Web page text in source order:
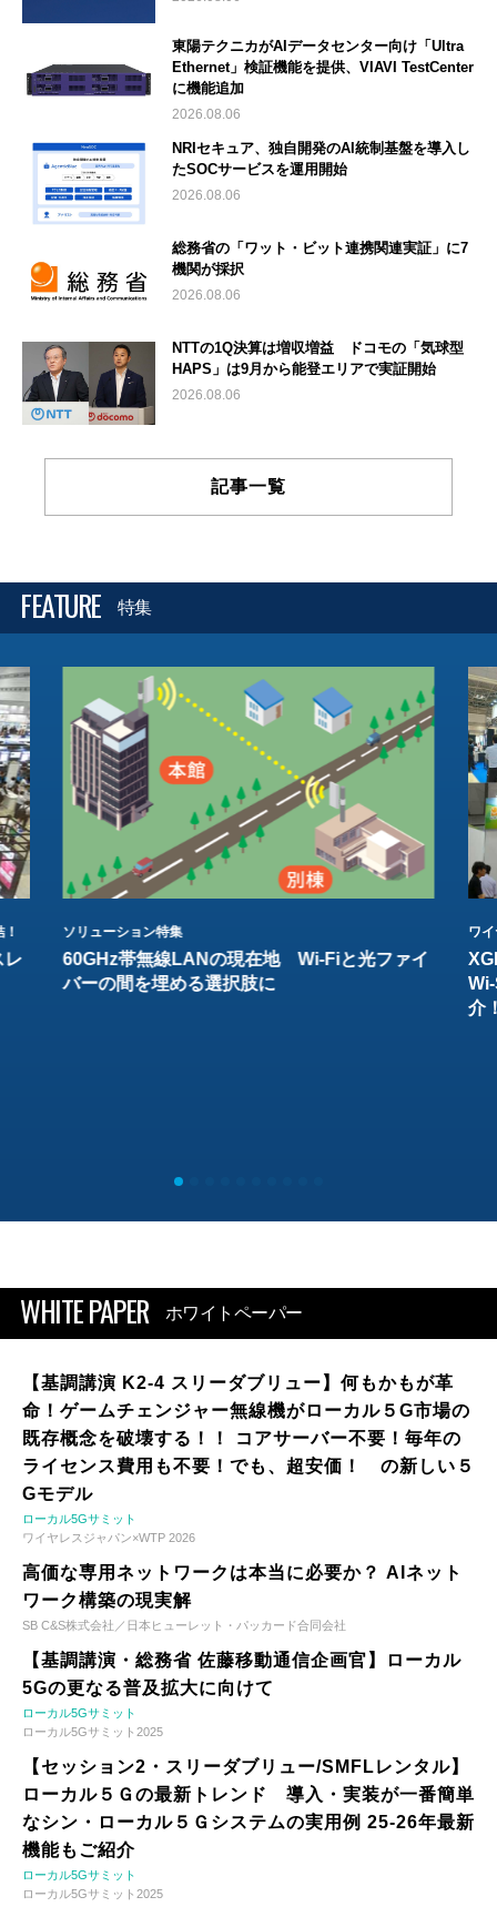
東陽テクニカがAIデータセンター向け「Ultra
Ethernet」検証機能を提供、VIAVI TestCenter
に機能追加
2026.08.06
NRIセキュア、独自開発のAI統制基盤を導入し
たSOCサービスを運用開始
2026.08.06
総務省の「ワット・ビット連携関連実証」に7
機関が採択
2026.08.06
NTTの1Q決算は増収増益 ドコモの「気球型
HAPS」は9月から能登エリアで実証開始
2026.08.06
記事一覧
FEATURE 特集
レ
ソリューション特集
60GHz帯無線LANの現在地 Wi-Fiと光ファイ
バーの間を埋める選択肢に
ワ
介
WHITE PAPER ホワイトペーパー
【基調講演 K2-4 スリーダブリュー】何もかもが革
命！ゲームチェンジャー無線機がローカル５G市場の
既存概念を破壊する！！ コアサーバー不要！毎年の
ライセンス費用も不要！でも、超安価！ の新しい５
Gモデル
ローカル5Gサミット
ワイヤレスジャパン×WTP 2026
高価な専用ネットワークは本当に必要か？ AIネット
ワーク構築の現実解
SB C&S株式会社／日本ヒューレット・パッカード合同会社
【基調講演・総務省 佐藤移動通信企画官】ローカル
5Gの更なる普及拡大に向けて
ローカル5Gサミット
ローカル5Gサミット2025
【セッション2・スリーダブリュー/SMFLレンタル】
ローカル５Ｇの最新トレンド 導入・実装が一番簡単
なシン・ローカル５Ｇシステムの実用例 25-26年最新
機能もご紹介
ローカル5Gサミット
ローカル5Gサミット2025